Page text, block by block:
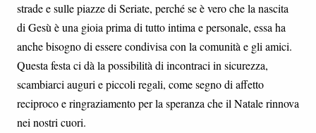
strade e sulle piazze di Seriate, perché se è vero che la nascita
di Gesù è una gioia prima di tutto intima e personale, essa ha
anche bisogno di essere condivisa con la comunità e gli amici.
Questa festa ci dà la possibilità di incontraci in sicurezza,
scambiarci auguri e piccoli regali, come segno di affetto
reciproco e ringraziamento per la speranza che il Natale rinnova
nei nostri cuori.